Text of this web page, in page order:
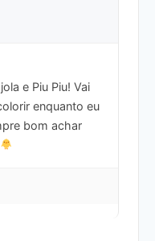
e Piu Piu! Vai
enquanto eu
bom achar